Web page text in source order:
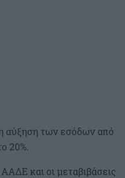
αύξηση των εσόδων από
20%.
και οι μεταβιβάσεις